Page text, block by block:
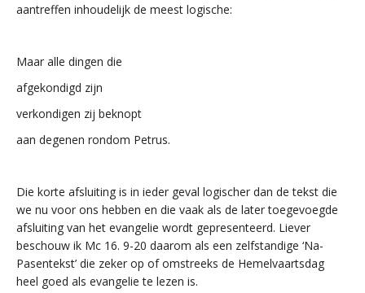
aantreffen inhoudelijk de meest logische:
Maar alle dingen die
afgekondigd zijn
verkondigen zij beknopt
aan degenen rondom Petrus.
Die korte afsluiting is in ieder geval logischer dan de tekst die
we nu voor ons hebben en die vaak als de later toegevoegde
afsluiting van het evangelie wordt gepresenteerd. Liever
beschouw ik Mc 16. 9-20 daarom als een zelfstandige ‘Na-
Pasentekst’ die zeker op of omstreeks de Hemelvaartsdag
heel goed als evangelie te lezen is.